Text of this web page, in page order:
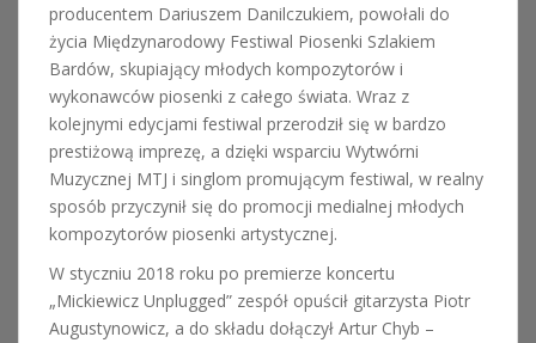
producentem Dariuszem Danilczukiem, powołali do
życia Międzynarodowy Festiwal Piosenki Szlakiem
Bardów, skupiający młodych kompozytorów i
wykonawców piosenki z całego świata. Wraz z
kolejnymi edycjami festiwal przerodził się w bardzo
prestiżową imprezę, a dzięki wsparciu Wytwórni
Muzycznej MTJ i singlom promującym festiwal, w realny
sposób przyczynił się do promocji medialnej młodych
kompozytorów piosenki artystycznej.
W styczniu 2018 roku po premierze koncertu
„Mickiewicz Unplugged” zespół opuścił gitarzysta Piotr
Augustynowicz, a do składu dołączył Artur Chyb –